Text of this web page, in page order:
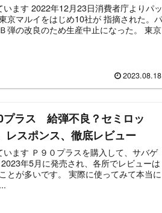
者庁よりパッ
をはじめ10社が 指摘された。パ
の改良のため生産中止になった。 東京
2023.08.18
プラス 給弾不良？セミロッ
レスポンス、徹底レビュー
して、サバゲ
実際に使ってみて本当に